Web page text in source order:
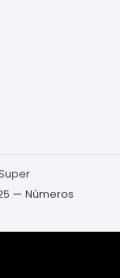
— Números